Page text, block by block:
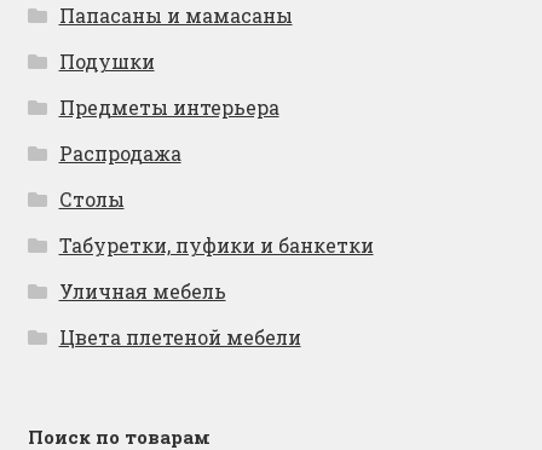
Папасаны и мамасаны
Подушки
Предметы интерьера
Распродажа
Столы
Табуретки, пуфики и банкетки
Уличная мебель
Цвета плетеной мебели
Поиск по товарам